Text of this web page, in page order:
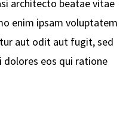
architecto beatae vitae
enim ipsam voluptatem
aut odit aut fugit, sed
dolores eos qui ratione